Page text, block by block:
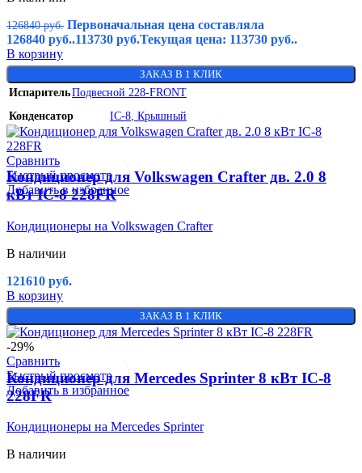
126840руб. Первоначальная цена составляла
126840 руб..113730 руб.Текущая цена: 113730 руб..
В корзину
ЗАКАЗ В 1 КЛИК
ИспарительПодвесной 228-FRONT
Конденсатор
IC-8 Крышный
Сравнить
Быстрый просмотр
Добавить в избранное
Кондиционер для Volkswagen Crafter дв. 2.0 8
кВт IC-8 228FR
Кондиционеры на Volkswagen Crafter
В наличии
121610 руб.
В корзину
ЗАКАЗ В 1 КЛИК
-29%
Сравнить
Быстрый просмотр
Добавить в избранное
Кондиционер для Mercedes Sprinter 8 кВт IC-8
228FR
Кондиционеры на Mercedes Sprinter
В наличии